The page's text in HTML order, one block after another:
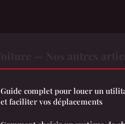
Guide complet pour louer un
et faciliter vos déplacements